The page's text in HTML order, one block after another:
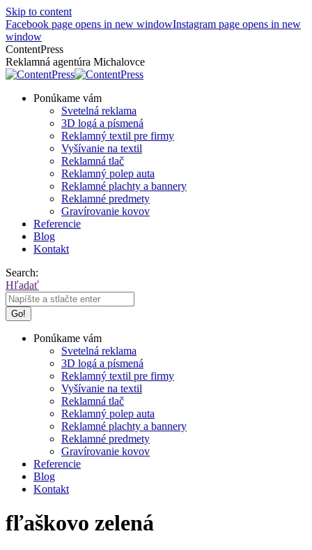
Skip to content
Facebook page opens in new windowInstagram page opens in new
window
ContentPress
Reklamná agentúra Michalovce
Ponúkame vám
Svetelná reklama
3D logá a písmená
Reklamný textil pre firmy
Vyšívanie na textil
Reklamná tlač
Reklamný polep auta
Reklamné plachty a bannery
Reklamné predmety
Gravírovanie kovov
Referencie
Blog
Kontakt
Search:
Hľadať
Ponúkame vám
Svetelná reklama
3D logá a písmená
Reklamný textil pre firmy
Vyšívanie na textil
Reklamná tlač
Reklamný polep auta
Reklamné plachty a bannery
Reklamné predmety
Gravírovanie kovov
Referencie
Blog
Kontakt
fľaškovo zelená